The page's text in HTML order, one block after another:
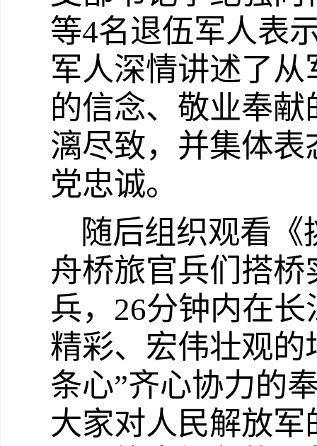
等4名退伍军人表
军人深情讲述了
的信念、敬业奉
漓尽致，并集体
党忠诚。
随后组织观看
舟桥旅官兵们搭
兵， 26分钟内在长
精彩、宏伟壮观的
条心”齐心协力的
大家对人民解放